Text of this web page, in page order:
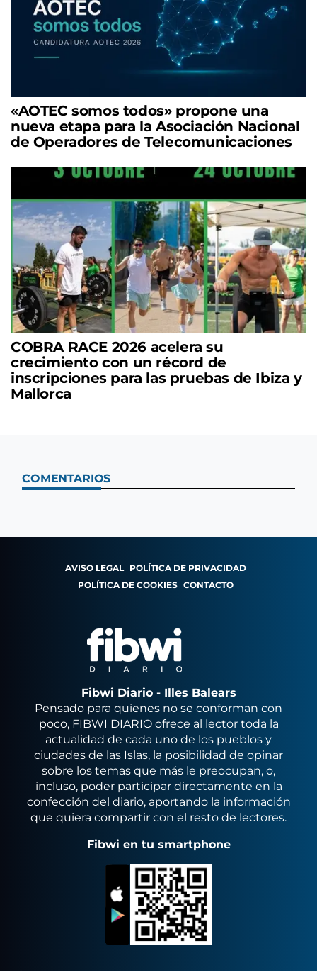
«AOTEC somos todos» propone una
nueva etapa para la Asociación Nacional
de Operadores de Telecomunicaciones
COBRA RACE 2026 acelera su
crecimiento con un récord de
inscripciones para las pruebas de Ibiza y
Mallorca
COMENTARIOS
AVISO LEGAL POLÍTICA DE PRIVACIDAD
POLÍTICA DE COOKIES CONTACTO
Fibwi Diario - Illes Balears
Pensado para quienes no se conforman con
poco, FIBWI DIARIO ofrece al lector toda la
actualidad de cada uno de los pueblos y
ciudades de las Islas, la posibilidad de opinar
sobre los temas que más le preocupan, o,
incluso, poder participar directamente en la
confección del diario, aportando la información
que quiera compartir con el resto de lectores.
Fibwi en tu smartphone